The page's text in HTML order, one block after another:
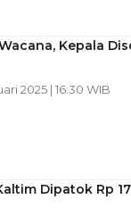
Kepala
2025 | 16:30 WIB
Dipatok Rp